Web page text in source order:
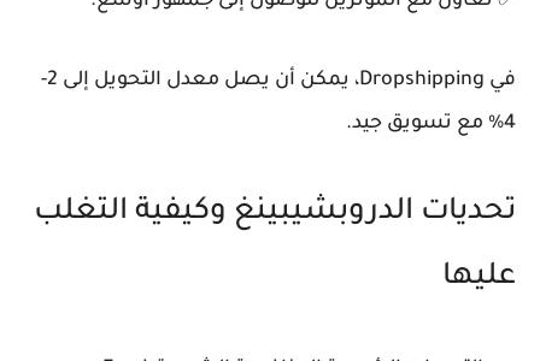
في Dropshipping، يمكن أن يصل معدل التحويل إلى 2-
4% مع تسويق جيد.
تحديات الدروبشيبينغ وكيفية التغلب
عليها